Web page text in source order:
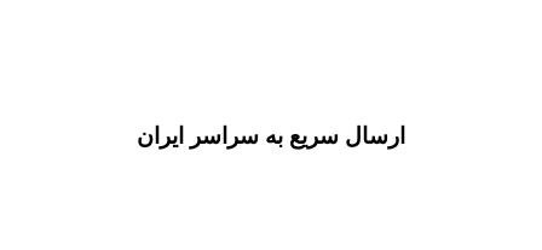
ارسال سریع به سراسر ایران